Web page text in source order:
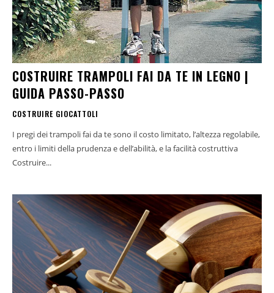
COSTRUIRE TRAMPOLI FAI DA TE IN LEGNO |
GUIDA PASSO-PASSO
COSTRUIRE GIOCATTOLI
I pregi dei trampoli fai da te sono il costo limitato, l’altezza regolabile,
entro i limiti della prudenza e dell’abilità, e la facilità costruttiva
Costruire...